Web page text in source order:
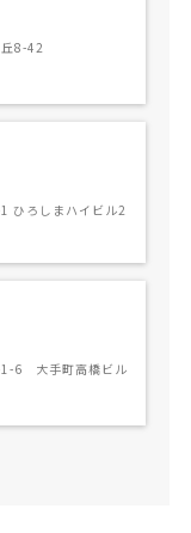
8-42
ひろしまハイビル2
1-6 大手町高橋ビル